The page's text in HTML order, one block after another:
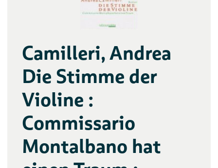
Camilleri, Andrea
Die Stimme der
Violine :
Commissario
Montalbano hat